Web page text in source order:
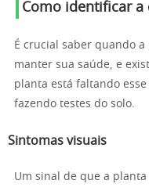
Como identificar a
É crucial saber quando
manter sua saúde, e
planta está faltando
fazendo testes do solo.
Sintomas visuais
Um sinal de que a